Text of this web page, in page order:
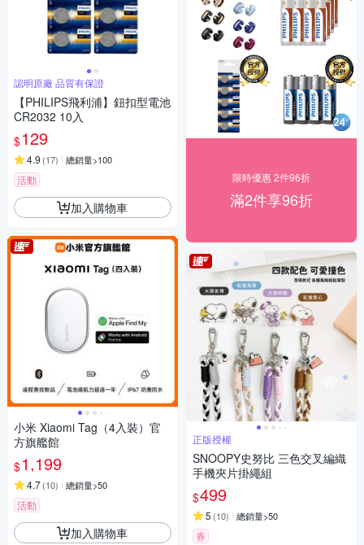
認明原廠 品質有保證
【PHILIPS飛利浦】鈕扣型電池
CR2032 10入
$129
4.9 (17) 總銷量>100
活動
加入購物車
小米 Xiaomi Tag（4入裝）官
方旗艦館
$1,199
4.7(10) 總銷量>50
活動
加入購物車
限時優惠 2件96折
滿2件享96折
正版授權
SNOOPY史努比 三色交叉編織
手機夾片掛繩組
$499
5 (10) 總銷量>50
券